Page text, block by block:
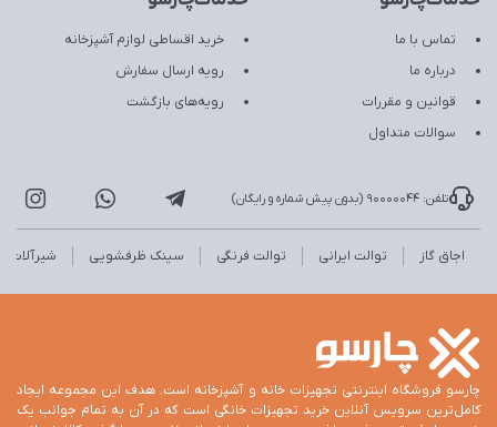
تماس با ما
درباره ما
قوانین و مقررات
سوالات متداول
خرید اقساطی لوازم آشپزخانه
رویه ارسال سفارش
رویه‌های بازگشت
تلفن: 90000044 (بدون پیش شماره و رایگان)
اجاق گاز توالت ایرانی توالت فرنگی سینک ظرفشویی شیرآلات
چارسو فروشگاه اینترنتی تجهیزات خانه و آشپزخانه است. هدف این مجموعه ایجاد
کامل‌ترین سرویس آنلاین خرید تجهیزات خانگی است که در آن به تمام جوانب یک